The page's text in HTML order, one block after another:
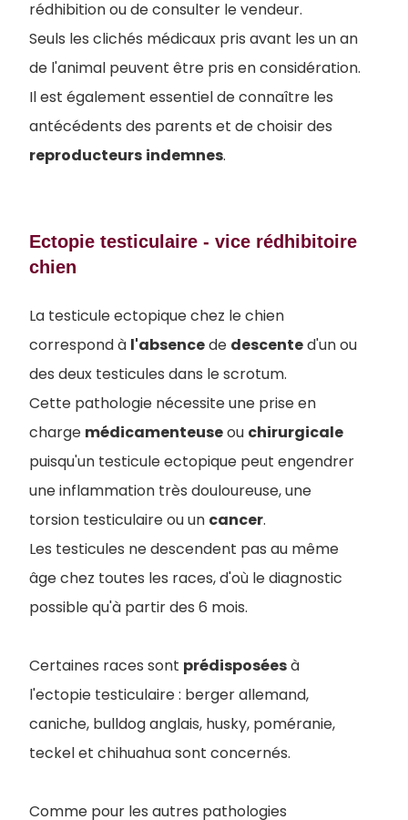
rédhibition ou de consulter le vendeur.
Seuls les clichés médicaux pris avant les un an
de l'animal peuvent être pris en considération.
Il est également essentiel de connaître les
antécédents des parents et de choisir des
reproducteurs indemnes.
Ectopie testiculaire - vice rédhibitoire
chien
La testicule ectopique chez le chien
correspond à l'absencede descented'un ou
des deux testicules dans le scrotum.
Cette pathologie nécessite une prise en
charge médicamenteuseou chirurgicale
puisqu'un testicule ectopique peut engendrer
une inflammation très douloureuse, une
torsion testiculaire ou un cancer.
Les testicules ne descendent pas au même
âge chez toutes les races, d'où le diagnostic
possible qu'à partir des 6 mois.
Certaines races sont prédisposéesà
l'ectopie testiculaire : berger allemand,
caniche, bulldog anglais, husky, poméranie,
teckel et chihuahua sont concernés.
Comme pour les autres pathologies